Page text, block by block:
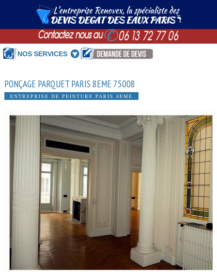
NOS SERVICES
PONÇAGE PARQUET PARIS 8EME 75008
ENTREPRISE DE PEINTURE PARIS 8EME